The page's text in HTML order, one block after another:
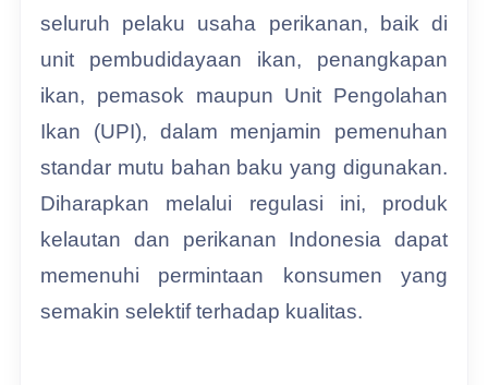
seluruh pelaku usaha perikanan, baik di
unit pembudidayaan ikan, penangkapan
ikan, pemasok maupun Unit Pengolahan
Ikan (UPI), dalam menjamin pemenuhan
standar mutu bahan baku yang digunakan.
Diharapkan melalui regulasi ini, produk
kelautan dan perikanan Indonesia dapat
memenuhi permintaan konsumen yang
semakin selektif terhadap kualitas.